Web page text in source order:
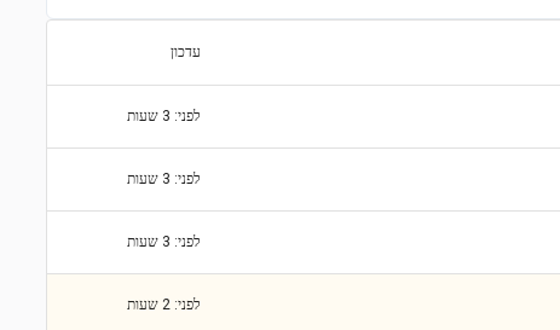
עדכון
לפני: 3 שעות
לפני: 3 שעות
לפני: 3 שעות
לפני: 2 שעות